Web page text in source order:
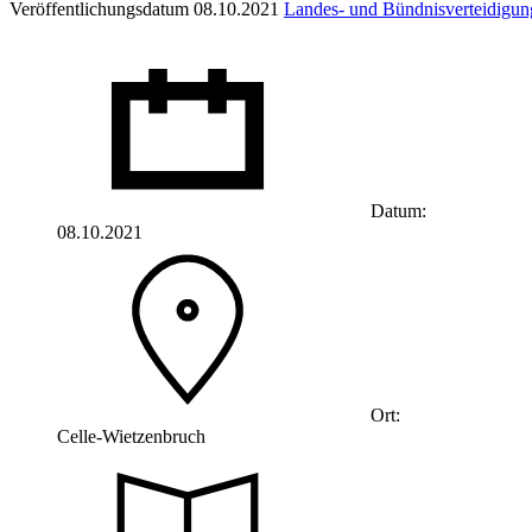
Veröffentlichungsdatum 08.10.2021 Landes- und
Datum:
08.10.2021
Ort:
Celle-Wietzenbruch